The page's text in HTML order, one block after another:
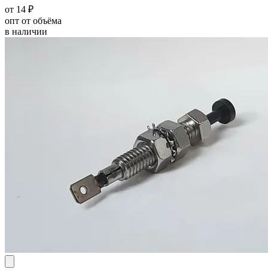
от 14 ₽
опт от объёма
в наличии